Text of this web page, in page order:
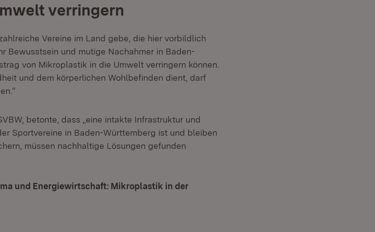
verringern
Vereine im Land gebe, die hier vor­bildlich
Bewusstsein und mutige Nachahmer in Baden-
von Mikroplastik in die Umwelt verringern können.
und dem körperlichen Wohlbefinden dient, darf
betonte, dass „eine intakte Infrastruktur und
Sportvereine in Baden-Württemberg ist und bleiben
müssen nachhaltige Lösun­gen gefunden
und Energiewirtschaft: Mikroplastik in der